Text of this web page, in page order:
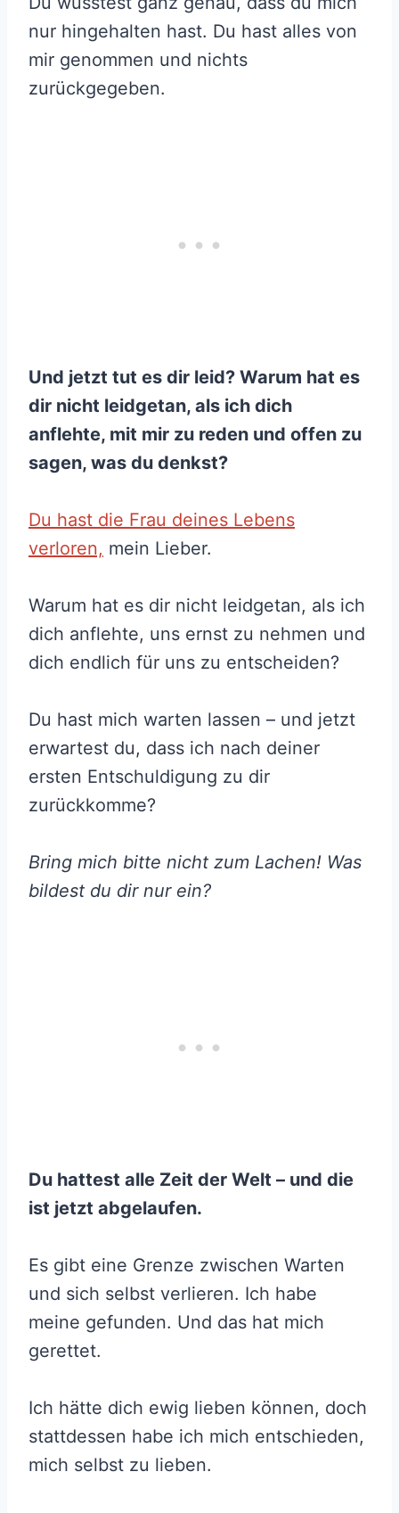
nur hingehalten hast. Du hast alles von
mir genommen und nichts
zurückgegeben.
Und jetzt tut es dir leid? Warum hat es
dir nicht leidgetan, als ich dich
anflehte, mit mir zu reden und offen zu
sagen, was du denkst?
Du hast die Frau deines Lebens
verloren, mein Lieber.
Warum hat es dir nicht leidgetan, als ich
dich anflehte, uns ernst zu nehmen und
dich endlich für uns zu entscheiden?
Du hast mich warten lassen – und jetzt
erwartest du, dass ich nach deiner
ersten Entschuldigung zu dir
zurückkomme?
Bring mich bitte nicht zum Lachen! Was
bildest du dir nur ein?
Du hattest alle Zeit der Welt – und die
ist jetzt abgelaufen.
Es gibt eine Grenze zwischen Warten
und sich selbst verlieren. Ich habe
meine gefunden. Und das hat mich
gerettet.
Ich hätte dich ewig lieben können, doch
stattdessen habe ich mich entschieden,
mich selbst zu lieben.